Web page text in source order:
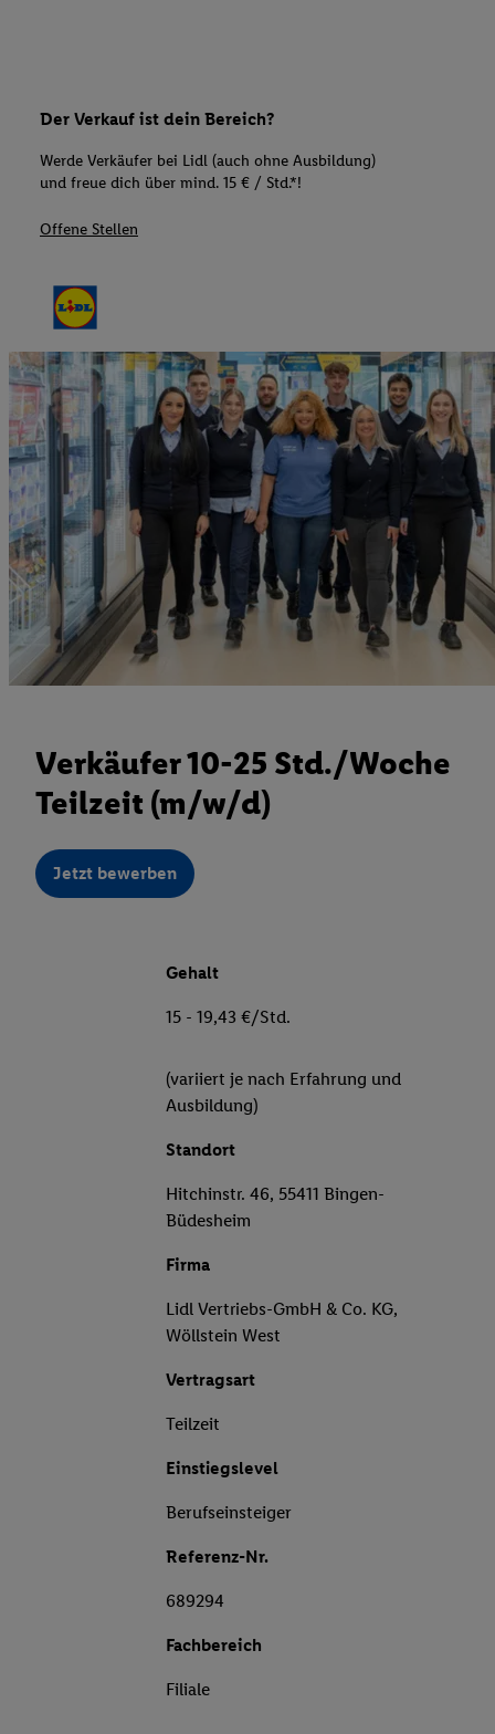
Der Verkauf ist dein Bereich?
Werde Verkäufer bei Lidl (auch ohne Ausbildung)
und freue dich über mind. 15 € / Std.*!
Offene Stellen
Verkäufer 10-25 Std./Woche
Teilzeit (m/w/d)
Jetzt bewerben
Gehalt
15 - 19,43 €/Std.
(variiert je nach Erfahrung und
Ausbildung)
Standort
Hitchinstr. 46, 55411 Bingen-
Büdesheim
Firma
Lidl Vertriebs-GmbH & Co. KG,
Wöllstein West
Vertragsart
Teilzeit
Einstiegslevel
Berufseinsteiger
Referenz-Nr.
689294
Fachbereich
Filiale